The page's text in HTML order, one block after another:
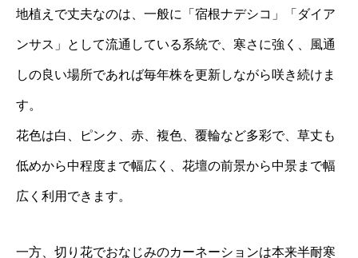
地植えで丈夫なのは、一般に「宿根ナデシコ」「ダイア
ンサス」として流通している系統で、寒さに強く、風通
しの良い場所であれば毎年株を更新しながら咲き続けま
す。
花色は白、ピンク、赤、複色、覆輪など多彩で、草丈も
低めから中程度まで幅広く、花壇の前景から中景まで幅
広く利用できます。
一方、切り花でおなじみのカーネーションは本来半耐寒